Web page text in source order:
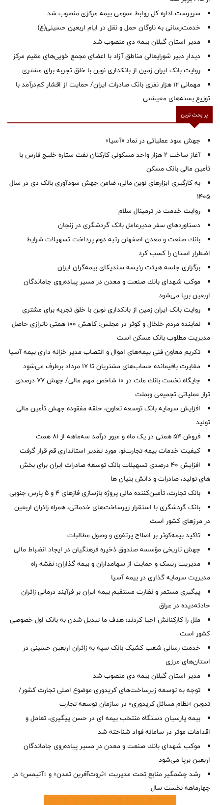
سرپرست اداره کل روابط عمومی بیمه مرکزی منصوب شد
خدمت‌رسانی به ناوگان حمل و نقل در ایام اربعین حسینی(ع)
‌مدیر استان گیلان بیمه دی منصوب شد
دیدار دبیر شورایعالی مناطق آزاد با اعضای مجمع خویی‌های مقیم مرکز
روایت بانک ایران زمین از بانکداری نوین با خلق تجربه برای مشتری
مهمانی ۱۲ هزار نفری بانک صادرات ایران/ حمایت از اقشار کم‌درآمد با
توزیع بسته‌های معیشتی
پر بحث ترین
جهش سود عملیاتی در نماد «آسیا»
آغاز ساخت ۲ هزار واحد مسکونی کارکنان نفت ستاره خلیج فارس با
تأمین مالی بانک مسکن
به کارگیری ابزارهای نوین مالی، ضامن جهش سودآوری بانک دی در سال
1405
روایت خدمت در ترمینال سلام
دستاوردهای سفر مدیرعامل بانک گردشگری در زنجان
بانك صنعت و معدن اصفهان رتبه دوم پرداخت تسهیلات شرایط
اضطرار استان را كسب كرد
برگزاری جلسه هیئت رئیسه سندیکای بیمه‌گران ایران
موكب شهدای بانك صنعت و معدن در مسیر پیاده‌روی جاماندگان
اربعین برپا می‌شود
روایت بانک ایران زمین از بانکداری نوین با خلق تجربه برای مشتری
نماینده مردم خلخال و کوثر در مجلس: کاهش ۱۰۰ همتی ناترازی حاصل
مدیریت مطلوب بانک مسکن است
تکریم معاون فنی بیمه‌های اموال و انتصاب مدیر خزانه داری بیمه آسیا
مغایرت‌ باقیمانده حساب‌های مشتریان تا ۱۷ مرداد برطرف می‌شود
جایگاه نخست بانك ملت در 10 شاخص مهم مالی/ جهش 77 درصدی
تراز عملیاتی تجمیعی وبملت
افزایش سرمایه بانک توسعه تعاون، حلقه مفقوده جهش تأمین مالی
تولید
فروش 54 همتی در یک ماه و عبور درآمد سه‌ماهه از 81 همت
کیفیت خدمات بیمه تجارت‌نو، مورد تقدیر استانداری قم قرار گرفت
افزایش 40 درصدی تسهیلات بانک توسعه صادرات ایران برای بخش
های تولید، صادرات و دانش بنیان ها
بانک تجارت، تأمین‌کننده مالی پروژه بازسازی فازهای ۴ و ۵ پارس جنوبی
بانک گردشگری با استقرار زیرساخت‌های خدماتی، همراه زائران اربعین
در مرزهای کشور است
تاکید بیمه‌کوثر بر اصلاح پرتفوی و وصول مطالبات ‌
جهش تاریخی مؤسسه صندوق ذخیره فرهنگیان در ایجاد انضباط مالی
مدیریت ریسک و حمایت از سهامداران و بیمه گذاران؛ نقشه راه
مدیریت سرمایه گذاری در بیمه آسیا
پیگیری مستمر و نظارت مستقیم بیمه ایران بر فرآیند درمانی زائران
حادثه‌دیده در عراق
ملل را کارکنانش احیا کردند؛ هدف ما تبدیل شدن به بانک اول خصوصی
کشور است
خدمت رسانی شعب کشیک بانک سپه به زائران اربعین حسینی در
استان‌‌های مرزی
‌مدیر استان گیلان بیمه دی منصوب شد
توجه به توسعه زیرساخت‌های کریدوری موضوع اصلی تجارت کشور/
تدوین «نظام مسائل کریدوری» در سازمان توسعه تجارت
بیمه پارسیان دستگاه منتخب بیمه ای در حسن پیگیری، تعامل و
اقدامات موثر در سامانه فواد شناخته شد
موكب شهدای بانك صنعت و معدن در مسیر پیاده‌روی جاماندگان
اربعین برپا می‌شود
رشد چشمگیر منابع تحت مدیریت «ثروت‌آفرین تمدن» و «آتیمس» در
چهارماهه نخست سال